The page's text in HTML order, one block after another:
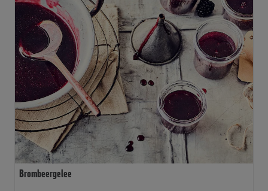
Brombeergelee